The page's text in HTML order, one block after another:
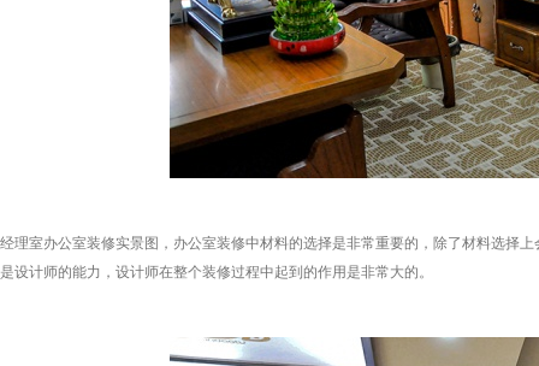
经理室办公室装修实景图，办公室装修中材料的选择是非常重要的，除了材料选择
是设计师的能力，设计师在整个装修过程中起到的作用是非常大的。